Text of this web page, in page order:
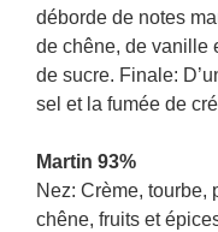
déborde de notes
de chêne, de vanille
de sucre. Finale:
sel et la fumée de
Martin 93%
Nez: Crème, tourbe,
chêne, fruits et